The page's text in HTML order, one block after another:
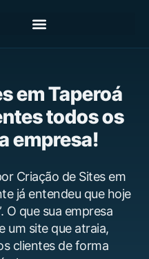
em Taperoá
todos os
empresa!
Criação de Sites em
já entendeu que hoje
O que sua empresa
um site que atraia,
clientes de forma